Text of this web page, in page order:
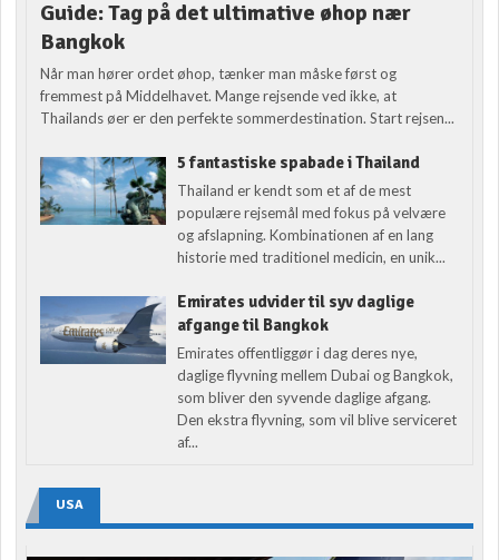
Guide: Tag på det ultimative øhop nær
Bangkok
Når man hører ordet øhop, tænker man måske først og
fremmest på Middelhavet. Mange rejsende ved ikke, at
Thailands øer er den perfekte sommerdestination. Start rejsen...
5 fantastiske spabade i Thailand
Thailand er kendt som et af de mest
populære rejsemål med fokus på velvære
og afslapning. Kombinationen af en lang
historie med traditionel medicin, en unik...
Emirates udvider til syv daglige
afgange til Bangkok
Emirates offentliggør i dag deres nye,
daglige flyvning mellem Dubai og Bangkok,
som bliver den syvende daglige afgang.
Den ekstra flyvning, som vil blive serviceret
af...
USA